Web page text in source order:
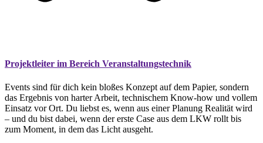
Projektleiter im Bereich Veranstaltungstechnik
Events sind für dich kein bloßes Konzept auf dem Papier, sondern
das Ergebnis von harter Arbeit, technischem Know-how und vollem
Einsatz vor Ort. Du liebst es, wenn aus einer Planung Realität wird
– und du bist dabei, wenn der erste Case aus dem LKW rollt bis
zum Moment, in dem das Licht ausgeht.